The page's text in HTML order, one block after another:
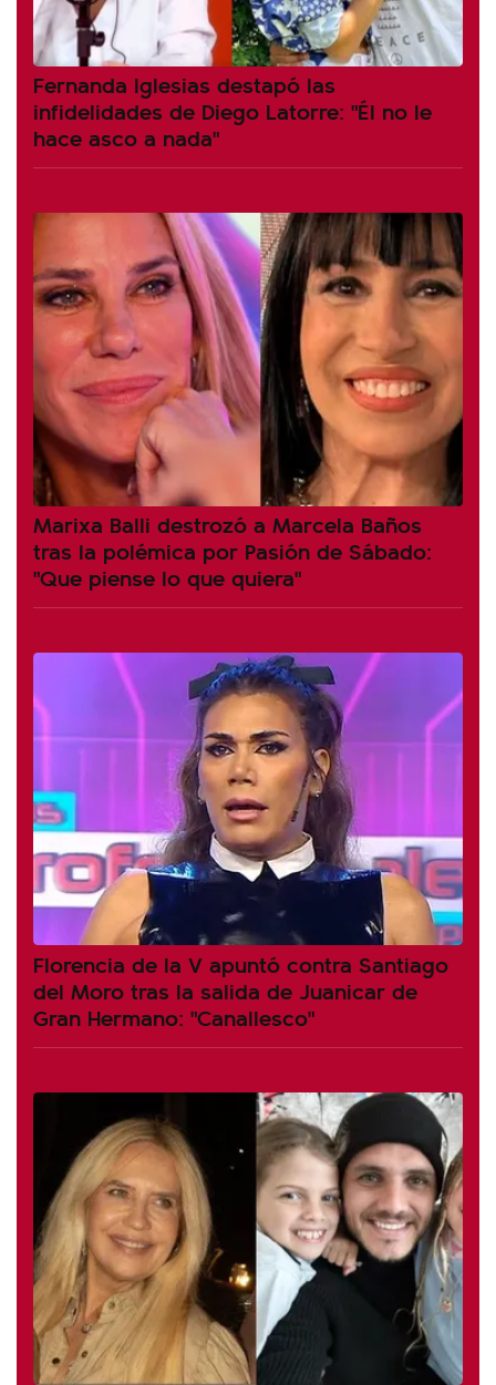
Fernanda Iglesias destapó las
infidelidades de Diego Latorre: "Él no le
hace asco a nada"
Marixa Balli destrozó a Marcela Baños
tras la polémica por Pasión de Sábado:
"Que piense lo que quiera"
Florencia de la V apuntó contra Santiago
del Moro tras la salida de Juanicar de
Gran Hermano: "Canallesco"